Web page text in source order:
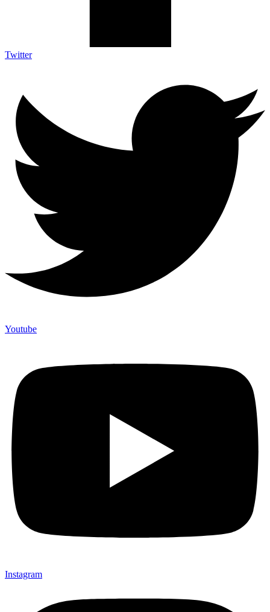
Twitter
Youtube
Instagram